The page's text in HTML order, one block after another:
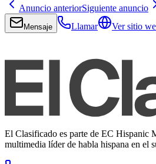
Anuncio anteriorSiguiente anuncio
Mensaje Llamar Ver sitio
El Clasificado es parte de EC Hispanic
multimedia líder de habla hispana en el